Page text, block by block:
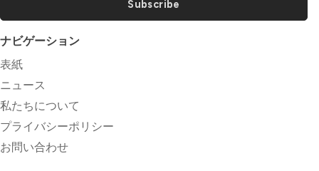
Subscribe
ナビゲーション
表紙
ニュース
私たちについて
プライバシーポリシー
お問い合わせ